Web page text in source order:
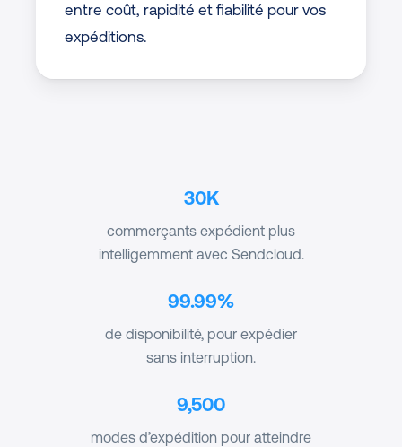
entre coût, rapidité et fiabilité pour vos
expéditions.
30K
commerçants expédient plus
intelligemment avec Sendcloud.
99.99%
de disponibilité, pour expédier
sans interruption.
9,500
modes d’expédition pour atteindre